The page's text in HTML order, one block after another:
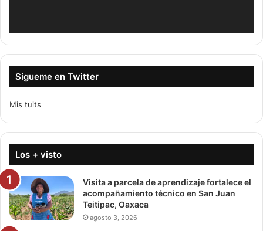
Sígueme en Twitter
Mis tuits
Los + visto
Visita a parcela de aprendizaje fortalece el
acompañamiento técnico en San Juan
Teitipac, Oaxaca
agosto 3, 2026